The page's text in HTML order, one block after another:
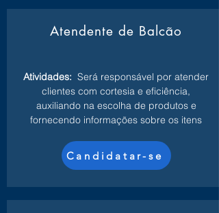
Atendente de Balcão
Atividades: Será responsável por atender
clientes com cortesia e eficiência,
auxiliando na escolha de produtos e
fornecendo informações sobre os itens
Candidatar-se